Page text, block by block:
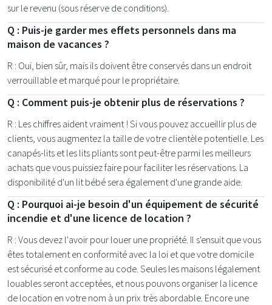
sur le revenu (sous réserve de conditions).
Q : Puis-je garder mes effets personnels dans ma
maison de vacances ?
R : Oui, bien sûr, mais ils doivent être conservés dans un endroit
verrouillable et marqué pour le propriétaire.
Q : Comment puis-je obtenir plus de réservations ?
R : Les chiffres aident vraiment ! Si vous pouvez accueillir plus de
clients, vous augmentez la taille de votre clientèle potentielle. Les
canapés-lits et les lits pliants sont peut-être parmi les meilleurs
achats que vous puissiez faire pour faciliter les réservations. La
disponibilité d'un lit bébé sera également d'une grande aide.
Q : Pourquoi ai-je besoin d'un équipement de sécurité
incendie et d'une licence de location ?
R : Vous devez l'avoir pour louer une propriété. Il s'ensuit que vous
êtes totalement en conformité avec la loi et que votre domicile
est sécurisé et conforme au code. Seules les maisons légalement
louables seront acceptées, et nous pouvons organiser la licence
de location en votre nom à un prix très abordable. Encore une